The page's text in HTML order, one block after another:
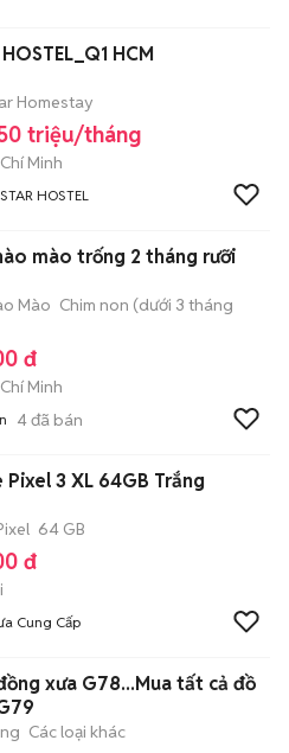
HCM
Homestay
triệu/tháng
Minh
HOSTEL
mào trống 2 tháng rưỡi
Mào Chim non (dưới 3 tháng
đ
Minh
4đã bán
3 XL 64GB Trắng
64 GB
đ
Cung Cấp
xưa G78...Mua tất cả đồ
Các loại khác